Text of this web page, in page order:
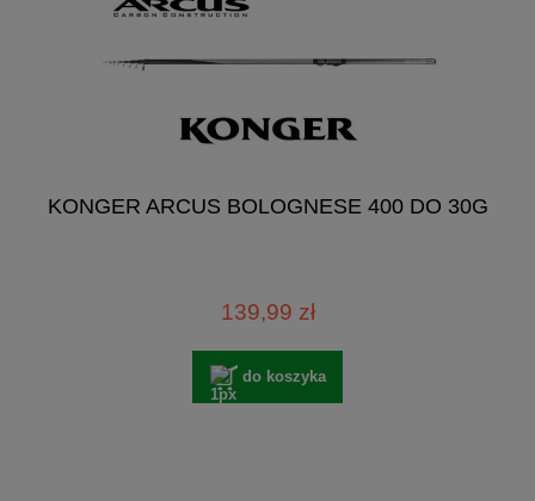
KONGER ARCUS BOLOGNESE 400 DO 30G
139,99 zł
do koszyka